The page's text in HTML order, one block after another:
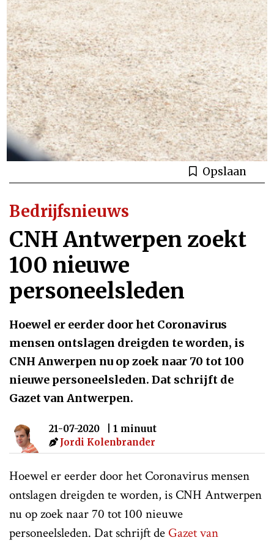
Opslaan
Bedrijfsnieuws
CNH Antwerpen zoekt
100 nieuwe
personeelsleden
Hoewel er eerder door het Coronavirus
mensen ontslagen dreigden te worden, is
CNH Anwerpen nu op zoek naar 70 tot 100
nieuwe personeelsleden. Dat schrijft de
Gazet van Antwerpen.
21-07-2020
| 1 minuut
Jordi Kolenbrander
Hoewel er eerder door het Coronavirus mensen
ontslagen dreigden te worden, is CNH Antwerpen
nu op zoek naar 70 tot 100 nieuwe
personeelsleden. Dat schrijft de Gazet van